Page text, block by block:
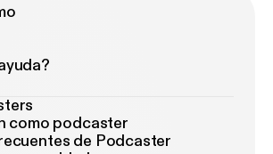
como podcaster
de Podcaster